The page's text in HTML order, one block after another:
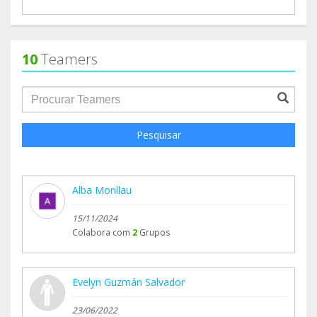
Gracias.
10Teamers
groupProfile.searchForm.search.text???
Pesquisar
Alba Monllau
15/11/2024
Colabora com 2 Grupos
Evelyn Guzmán Salvador
23/06/2022